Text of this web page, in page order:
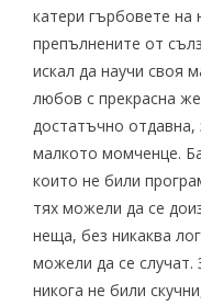
катери гърбовете на
препълнените от
искал да научи своя
любов с прекрасна
достатъчно
малкото момченце.
които не били
тях можели да се
неща, без никаква
можели да се случат.
никога не били